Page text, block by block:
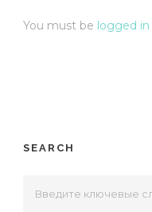
You must be logged in
SEARCH